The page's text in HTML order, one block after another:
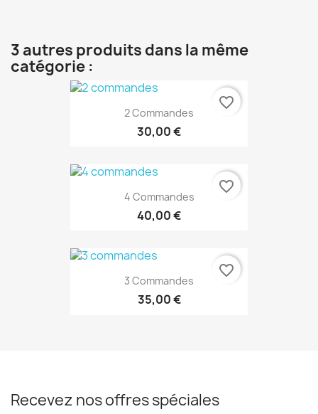
3 autres produits dans la même
catégorie :
2 Commandes
30,00 €
favorite_border
4 Commandes
40,00 €
favorite_border
3 Commandes
35,00 €
favorite_border
Recevez nos offres spéciales